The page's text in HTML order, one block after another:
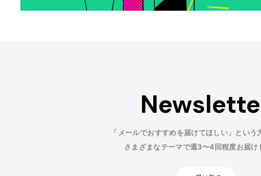
「メールでおすすめを届けてほしい」という
さまざまなテーマで週3〜4回程度お届け